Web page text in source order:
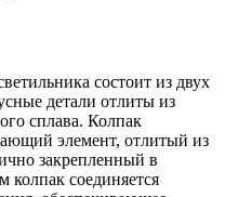
состоит из двух
детали отлиты из
сплава. Колпак
элемент, отлитый из
закрепленный в
колпак соединяется